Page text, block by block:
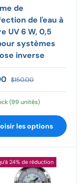
de
de l'eau à
UV 6 W, 0,5
systèmes
inverse
$150.00
(99 unités)
les options
24% de réduction